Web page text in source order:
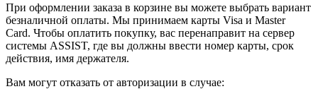
При оформлении заказа в корзине вы можете выбрать вариант
безналичной оплаты. Мы принимаем карты Visa и Master
Card. Чтобы оплатить покупку, вас перенаправит на сервер
системы ASSIST, где вы должны ввести номер карты, срок
действия, имя держателя.
Вам могут отказать от авторизации в случае: